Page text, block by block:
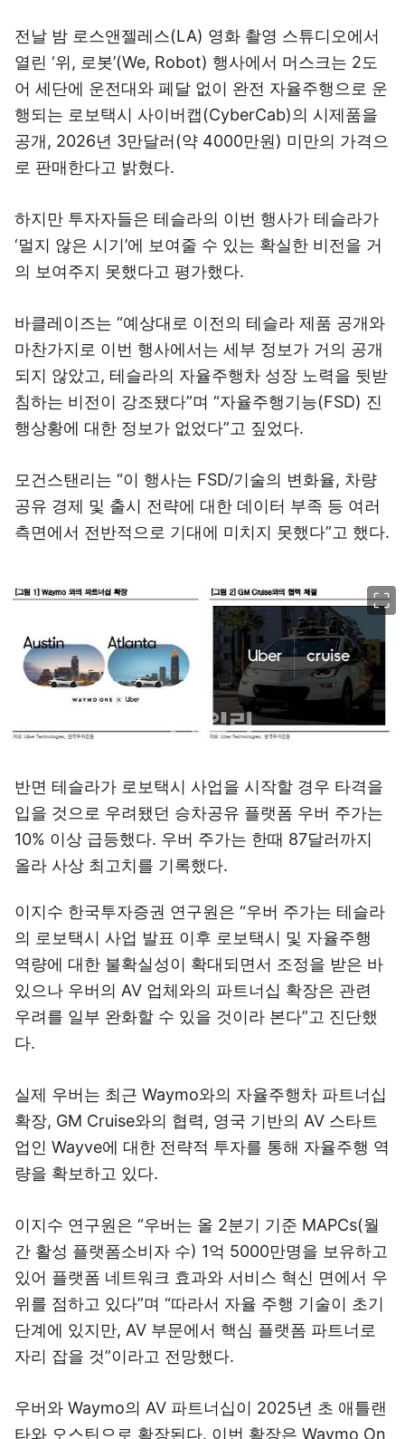
전날 밤 로스앤젤레스(LA) 영화 촬영 스튜디오에서
열린 ‘위, 로봇’(We, Robot) 행사에서 머스크는 2도
어 세단에 운전대와 페달 없이 완전 자율주행으로 운
행되는 로보택시 사이버캡(CyberCab)의 시제품을
공개, 2026년 3만달러(약 4000만원) 미만의 가격으
로 판매한다고 밝혔다.
하지만 투자자들은 테슬라의 이번 행사가 테슬라가
‘멀지 않은 시기’에 보여줄 수 있는 확실한 비전을 거
의 보여주지 못했다고 평가했다.
바클레이즈는 “예상대로 이전의 테슬라 제품 공개와
마찬가지로 이번 행사에서는 세부 정보가 거의 공개
되지 않았고, 테슬라의 자율주행차 성장 노력을 뒷받
침하는 비전이 강조됐다”며 “자율주행기능(FSD) 진
행상황에 대한 정보가 없었다”고 짚었다.
모건스탠리는 “이 행사는 FSD/기술의 변화율, 차량
공유 경제 및 출시 전략에 대한 데이터 부족 등 여러
측면에서 전반적으로 기대에 미치지 못했다”고 했다.
반면 테슬라가 로보택시 사업을 시작할 경우 타격을
입을 것으로 우려됐던 승차공유 플랫폼 우버 주가는
10% 이상 급등했다. 우버 주가는 한때 87달러까지
올라 사상 최고치를 기록했다.
이지수 한국투자증권 연구원은 “우버 주가는 테슬라
의 로보택시 사업 발표 이후 로보택시 및 자율주행
역량에 대한 불확실성이 확대되면서 조정을 받은 바
있으나 우버의 AV 업체와의 파트너십 확장은 관련
우려를 일부 완화할 수 있을 것이라 본다”고 진단했
다.
실제 우버는 최근 Waymo와의 자율주행차 파트너십
확장, GM Cruise와의 협력, 영국 기반의 AV 스타트
업인 Wayve에 대한 전략적 투자를 통해 자율주행 역
량을 확보하고 있다.
이지수 연구원은 “우버는 올 2분기 기준 MAPCs(월
간 활성 플랫폼소비자 수) 1억 5000만명을 보유하고
있어 플랫폼 네트워크 효과와 서비스 혁신 면에서 우
위를 점하고 있다”며 “따라서 자율 주행 기술이 초기
단계에 있지만, AV 부문에서 핵심 플랫폼 파트너로
자리 잡을 것”이라고 전망했다.
우버와 Waymo의 AV 파트너십이 2025년 초 애틀랜
타와 오스틴으로 확장된다. 이번 확장은 Waymo On